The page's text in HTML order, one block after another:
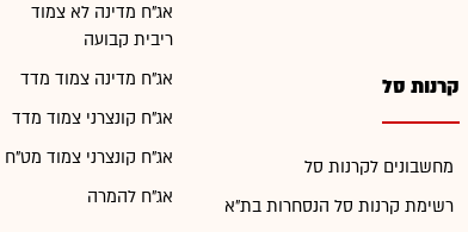
קרנות סל
מחשבונים לקרנות סל
רשימת קרנות סל הנסחרות בת"א
אג"ח מדינה לא צמוד
ריבית קבועה
אג"ח מדינה צמוד מדד
אג"ח קונצרני צמוד מדד
אג"ח קונצרני צמוד מט"ח
אג"ח להמרה